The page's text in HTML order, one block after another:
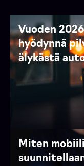
Vuoden
hyödynnä
älykästä
Miten